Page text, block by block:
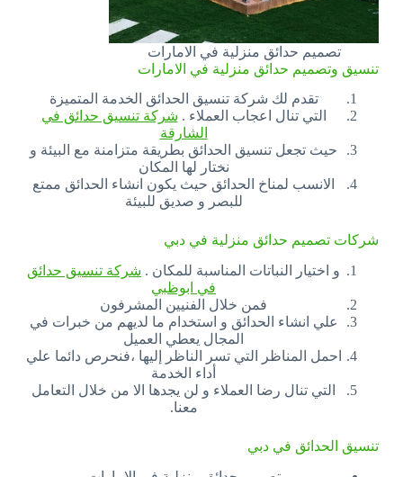
تصميم حدائق منزلية في الامارات
تنسيق وتصميم حدائق منزلية في الامارات
تقدم لك شركة تنسيق الحدائق الخدمة المتميزة
التي تنال اعجاب العملاء . شركة تنسيق حدائق في
الشارقة
حيث تجعل تنسيق الحدائق بطريقة متزامنة مع البيئة و
نختار لها المكان
الانسب لمناخ الحدائق حيث يكون انشاء الحدائق ممتع
للبصر و صديق للبيئة
شركات تصميم حدائق منزلية في دبي
و اختيار النباتات المناسبة للمكان . شركة تنسيق حدائق
في ابوظبي
فمن خلال الفنيين المشرفون
علي انشاء الحدائق و استخدام ما لديهم من خبرات في
المجال يعطي العميل
احمل المناظر التي تسر الناظر إليها ،فنحرص دائما علي
أداء الخدمة
التي تنال رضا العملاء و لن يجدها الا من خلال التعامل
معنا.
تنسيق الحدائق في دبي